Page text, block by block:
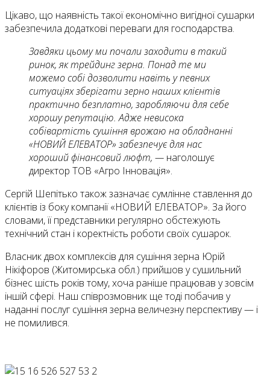
Цікаво, що наявність такої економічно вигідної сушарки
забезпечила додаткові переваги для господарства.
Завдяки цьому ми почали заходити в такий
ринок, як трейдинг зерна. Понад те ми
можемо собі дозволити навіть у певних
ситуаціях зберігати зерно наших клієнтів
практично безплатно, заробляючи для себе
хорошу репутацію. Адже невисока
собівартість сушіння врожаю на обладнанні
«НОВИЙ ЕЛЕВАТОР» забезпечує для нас
хороший фінансовий люфт, — наголошує
директор ТОВ «Агро Інновація».
Сергій Шепітько також зазначає сумлінне ставлення до
клієнтів із боку компанії «НОВИЙ ЕЛЕВАТОР». За його
словами, її представники регулярно обстежують
технічний стан і коректність роботи своїх сушарок.
Власник двох комплексів для сушіння зерна Юрій
Нікіфоров (Житомирська обл.) прийшов у сушильний
бізнес шість років тому, хоча раніше працював у зовсім
іншій сфері. Наш співрозмовник ще тоді побачив у
наданні послуг сушіння зерна величезну перспективу — і
не помилився.